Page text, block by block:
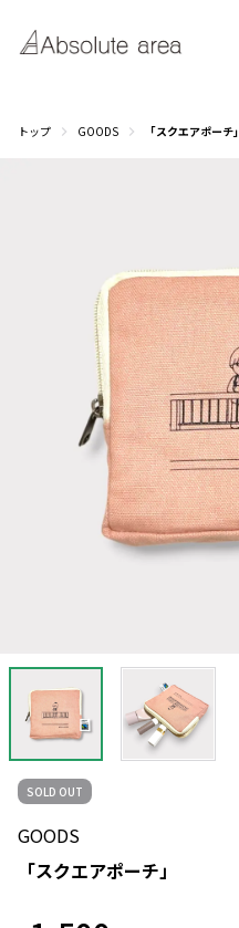
トップ GOODS 「スクエアポーチ」
SOLD OUT
GOODS
「スクエアポーチ」